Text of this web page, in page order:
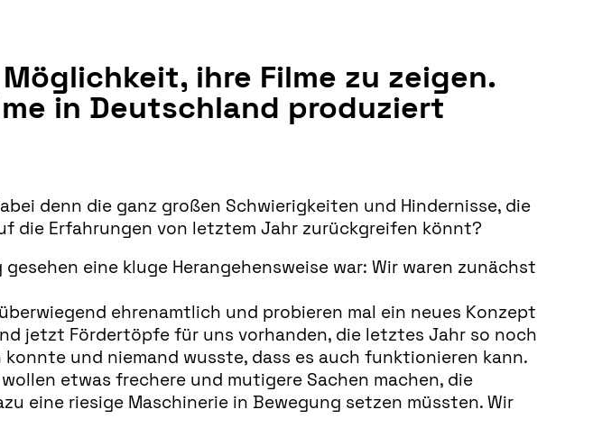
ihre Filme zu zeigen.
in Deutschland produziert
denn die ganz großen Schwierigkeiten und Hindernisse, die
die Erfahrungen von letztem Jahr zurückgreifen könnt?
eine kluge Herangehensweise war: Wir waren zunächst
ehrenamtlich und probieren mal ein neues Konzept
jetzt Fördertöpfe für uns vorhanden, die letztes Jahr so noch
und niemand wusste, dass es auch funktionieren kann.
etwas frechere und mutigere Sachen machen, die
eine riesige Maschinerie in Bewegung setzen müssten. Wir